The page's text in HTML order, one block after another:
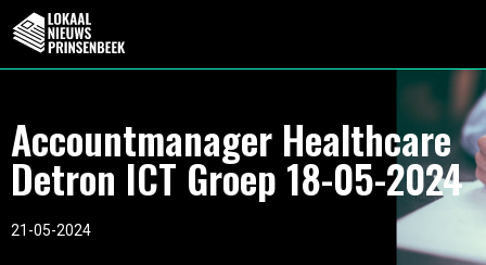
Accountmanager Healthcare
Detron ICT Groep 18-05-2024
21-05-2024